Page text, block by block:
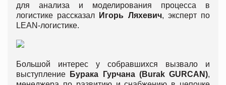
для анализа и моделирования процесса в
логистике рассказал
Игорь Ляхевич, эксперт по
LEAN-логистике.
Большой интерес у собравшихся вызвало и
выступление
Бурака Гурчана (Burak GURCAN),